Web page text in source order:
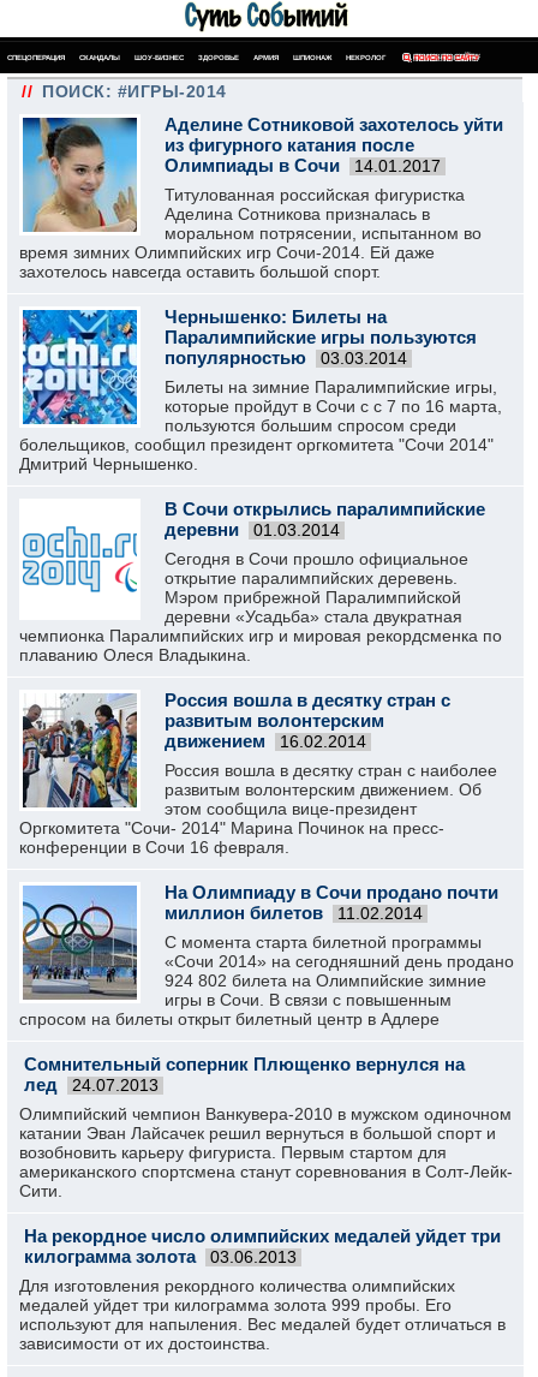
СПЕЦОПЕРАЦИЯ СКАНДАЛЫ ШОУ-БИЗНЕС ЗДОРОВЬЕ АРМИЯ ШПИОНАЖ НЕКРОЛОГ ПОИСК ПО САЙТУ
// ПОИСК: #ИГРЫ-2014
Аделине Сотниковой захотелось уйти
из фигурного катания после
Олимпиады в Сочи
14.01.2017
Титулованная российская фигуристка
Аделина Сотникова призналась в
моральном потрясении, испытанном во
время зимних Олимпийских игр Сочи-2014. Ей даже
захотелось навсегда оставить большой спорт.
Чернышенко: Билеты на
Паралимпийские игры пользуются
популярностью
03.03.2014
Билеты на зимние Паралимпийские игры,
которые пройдут в Сочи с с 7 по 16 марта,
пользуются большим спросом среди
болельщиков, сообщил президент оргкомитета "Сочи 2014"
Дмитрий Чернышенко.
В Сочи открылись паралимпийские
деревни
01.03.2014
Сегодня в Сочи прошло официальное
открытие паралимпийских деревень.
Мэром прибрежной Паралимпийской
деревни «Усадьба» стала двукратная
чемпионка Паралимпийских игр и мировая рекордсменка по
плаванию Олеся Владыкина.
Россия вошла в десятку стран с
развитым волонтерским
движением
16.02.2014
Россия вошла в десятку стран с наиболее
развитым волонтерским движением. Об
этом сообщила вице-президент
Оргкомитета "Сочи- 2014" Марина Починок на пресс-
конференции в Сочи 16 февраля.
На Олимпиаду в Сочи продано почти
миллион билетов
11.02.2014
С момента старта билетной программы
«Сочи 2014» на сегодняшний день продано
924 802 билета на Олимпийские зимние
игры в Сочи. В связи с повышенным
спросом на билеты открыт билетный центр в Адлере
Сомнительный соперник Плющенко вернулся на
лед
24.07.2013
Олимпийский чемпион Ванкувера-2010 в мужском одиночном
катании Эван Лайсачек решил вернуться в большой спорт и
возобновить карьеру фигуриста. Первым стартом для
американского спортсмена станут соревнования в Солт-Лейк-
Сити.
На рекордное число олимпийских медалей уйдет три
килограмма золота
03.06.2013
Для изготовления рекордного количества олимпийских
медалей уйдет три килограмма золота 999 пробы. Его
используют для напыления. Вес медалей будет отличаться в
зависимости от их достоинства.